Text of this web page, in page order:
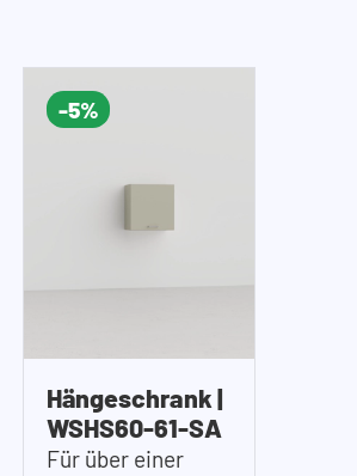
-5%
Hängeschrank |
WSHS60-61-SA
Für über einer